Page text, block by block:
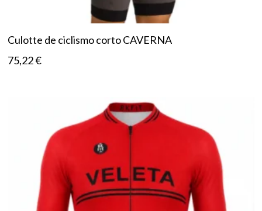
Culotte de ciclismo corto CAVERNA
75,22€